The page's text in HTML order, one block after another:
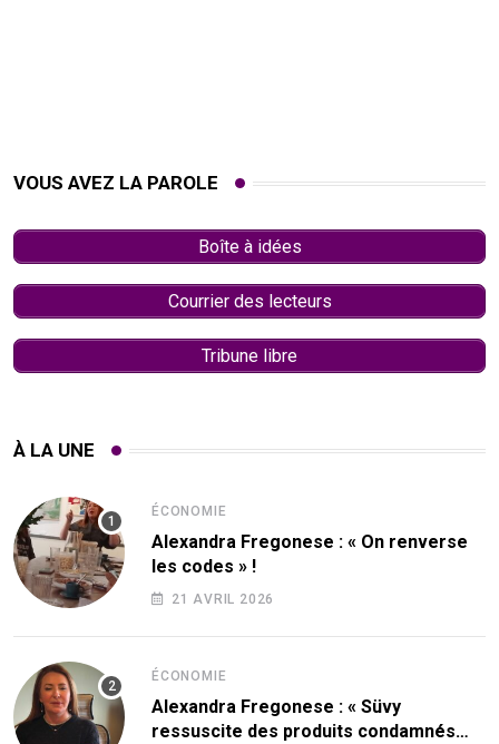
VOUS AVEZ LA PAROLE
Boîte à idées
Courrier des lecteurs
Tribune libre
À LA UNE
ÉCONOMIE
Alexandra Fregonese : « On renverse
les codes » !
21 AVRIL 2026
ÉCONOMIE
Alexandra Fregonese : « Süvy
ressuscite des produits condamnés